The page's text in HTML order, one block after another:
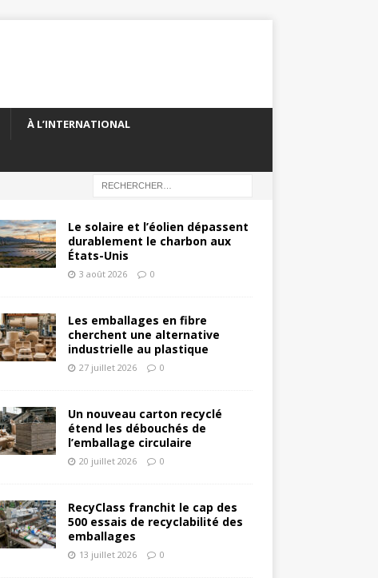
À L’INTERNATIONAL
Le solaire et l’éolien dépassent
durablement le charbon aux
États-Unis
3 août 2026 0
Les emballages en fibre
cherchent une alternative
industrielle au plastique
27 juillet 2026 0
Un nouveau carton recyclé
étend les débouchés de
l’emballage circulaire
20 juillet 2026 0
RecyClass franchit le cap des
500 essais de recyclabilité des
emballages
13 juillet 2026 0